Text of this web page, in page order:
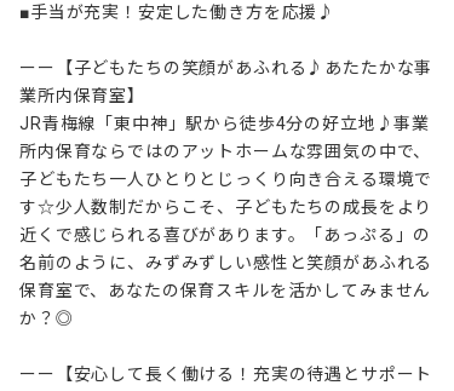
■手当が充実！安定した働き方を応援♪
ーー【子どもたちの笑顔があふれる♪あたたかな事
業所内保育室】
JR青梅線「東中神」駅から徒歩4分の好立地♪事業
所内保育ならではのアットホームな雰囲気の中で、
子どもたち一人ひとりとじっくり向き合える環境で
す☆少人数制だからこそ、子どもたちの成長をより
近くで感じられる喜びがあります。「あっぷる」の
名前のように、みずみずしい感性と笑顔があふれる
保育室で、あなたの保育スキルを活かしてみません
か？◎
ーー【安心して長く働ける！充実の待遇とサポート